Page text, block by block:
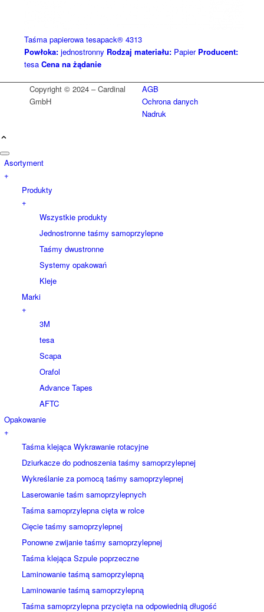
Taśma papierowa tesapack® 4313
Powłoka:jednostronny Rodzaj materiału:Papier Producent:
tesa Cena na żądanie
Copyright © 2024 – Cardinal
GmbH
AGB
Ochrona danych
Nadruk
Asortyment
+
Produkty
+
Wszystkie produkty
Jednostronne taśmy samoprzylepne
Taśmy dwustronne
Systemy opakowań
Kleje
Marki
+
3M
tesa
Scapa
Orafol
Advance Tapes
AFTC
Opakowanie
+
Taśma klejąca Wykrawanie rotacyjne
Dziurkacze do podnoszenia taśmy samoprzylepnej
Wykreślanie za pomocą taśmy samoprzylepnej
Laserowanie taśm samoprzylepnych
Taśma samoprzylepna cięta w rolce
Cięcie taśmy samoprzylepnej
Ponowne zwijanie taśmy samoprzylepnej
Taśma klejąca Szpule poprzeczne
Laminowanie taśmą samoprzylepną
Laminowanie taśmą samoprzylepną
Taśma samoprzylepna przycięta na odpowiednią długość